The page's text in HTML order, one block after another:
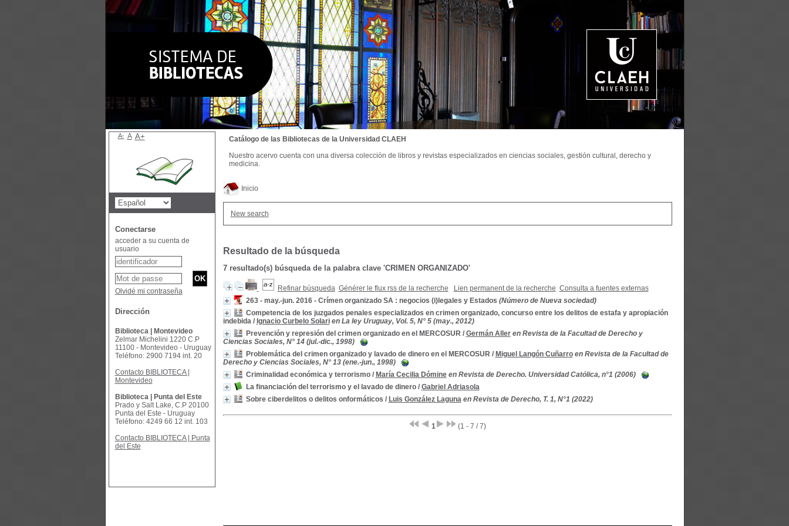
Inicio
New search
Resultado de la búsqueda
7 resultado(s) búsqueda de la palabra clave 'CRIMEN ORGANIZADO'
Refinar búsqueda Générer le flux rss de la recherche Lien permanent de la recherche Consulta a fuentes externas
263 - may.-jun. 2016 - Crímen organizado SA : negocios (i)legales y Estados (Número de Nueva sociedad)
Competencia de los juzgados penales especializados en crimen organizado, concurso entre los delitos de estafa y apropiación
indebida/ Ignacio Curbelo Solari en La ley Uruguay, Vol. 5, N° 5 (may., 2012)
Prevención y represión del crimen organizado en el MERCOSUR / Germán Aller en Revista de la Facultad de Derecho y
Ciencias Sociales, N° 14 (jul.-dic., 1998)
Problemática del crimen organizado y lavado de dinero en el MERCOSUR / Miguel Langón Cuñarro en Revista de la Facultad de
Derecho y Ciencias Sociales, N° 13 (ene.-jun., 1998)
Criminalidad económica y terrorismo/ María Cecilia Dómine en Revista de Derecho. Universidad Católica, n°1 (2006)
La financiación del terrorismo y el lavado de dinero/ Gabriel Adriasola
Sobre ciberdelitos o delitos onformáticos / Luis González Laguna en Revista de Derecho, T. 1, N°1 (2022)
1 (1 - 7 / 7)
Catálogo de las Bibliotecas de la Universidad CLAEH
Nuestro acervo cuenta con una diversa colección de libros y revistas especializados en ciencias sociales, gestión cultural, derecho y
medicina.
A- A A+
Conectarse
acceder a su cuenta de
usuario
Olvidé mi contraseña
Dirección
Biblioteca | Montevideo
Zelmar Michelini 1220 C.P
11100 - Montevideo - Uruguay
Teléfono: 2900 7194 int. 20
Contacto BIBLIOTECA |
Montevideo
Biblioteca | Punta del Este
Prado y Salt Lake, C.P 20100
Punta del Este - Uruguay
Teléfono: 4249 66 12 int. 103
Contacto BIBLIOTECA | Punta
del Este